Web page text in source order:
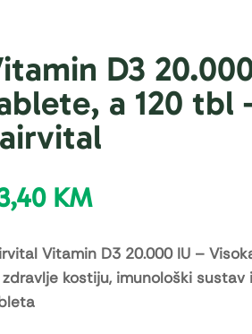
D3
a 120 tbl
KM
Vitamin D3 20.000 IU –
zdravlje kostiju, imunološki sustav